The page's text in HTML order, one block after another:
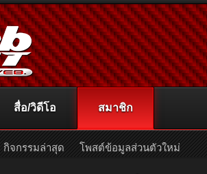
สื่อ/วิดีโอ สมาชิก
กิจกรรมล่าสุด โพสต์ข้อมูลส่วนตัวใหม่